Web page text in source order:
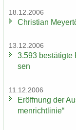
18.12.2006
Chris­ti­an
13.12.2006
3.593
sen
11.12.2006
Er­öff­nung der
men­richt­li­nie“